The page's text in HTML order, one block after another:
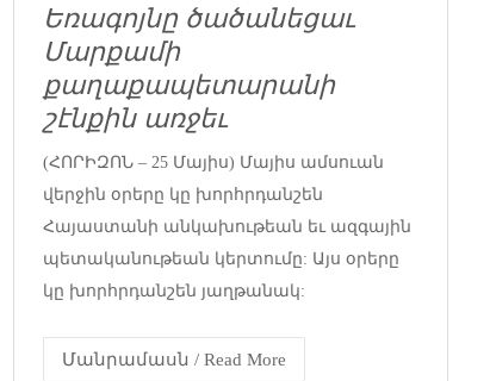
Եռագոյնը ծածանեցաւ
Մարքամի
քաղաքապետարանի
շէնքին առջեւ
(ՀՈՐԻԶՈՆ – 25 Մայիս) Մայիս ամսուան
վերջին օրերը կը խորհրդանշեն
Հայաստանի անկախութեան եւ ազգային
պետականութեան կերտումը: Այս օրերը
կը խորհրդանշեն յաղթանակ:
Մանրամասն / Read More